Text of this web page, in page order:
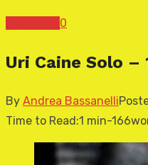
0
Uri Caine Solo
By Andrea Bassanelli
Time to Read:1 min-166